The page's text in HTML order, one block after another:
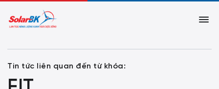
Tin tức liên quan đến từ khóa: